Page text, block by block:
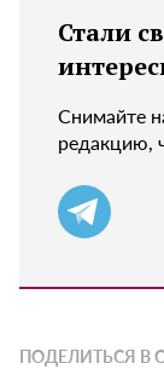
Стали
Снимайте
редакцию,
ПОДЕЛИТЬСЯ В